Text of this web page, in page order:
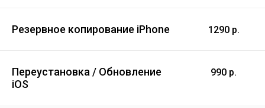
Резервное копирование iPhone 1290 р.
Переустановка / Обновление
iOS
990 р.